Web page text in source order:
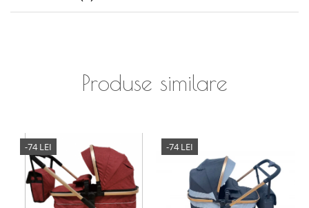
Produse similare
-74 LEI -74 LEI